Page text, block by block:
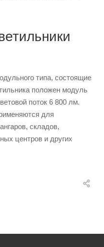
типа, состоящие
положен модуль
поток 6 800 лм.
для
складов,
центров и других